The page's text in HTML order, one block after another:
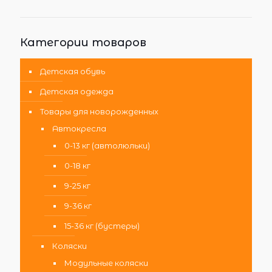
Категории товаров
Детская обувь
Детская одежда
Товары для новорожденных
Автокресла
0-13 кг (автолюльки)
0-18 кг
9-25 кг
9-36 кг
15-36 кг (бустеры)
Коляски
Модульные коляски